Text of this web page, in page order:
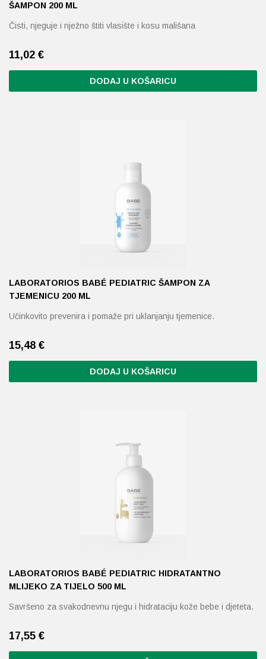
ŠAMPON 200 ML
Čisti, njeguje i nježno štiti vlasište i kosu mališana
11,02 €
DODAJ U KOŠARICU
LABORATORIOS BABÉ PEDIATRIC ŠAMPON ZA
TJEMENICU 200 ML
Učinkovito prevenira i pomaže pri uklanjanju tjemenice.
15,48 €
DODAJ U KOŠARICU
LABORATORIOS BABÉ PEDIATRIC HIDRATANTNO
MLIJEKO ZA TIJELO 500 ML
Savršeno za svakodnevnu njegu i hidrataciju kože bebe i djeteta.
17,55 €